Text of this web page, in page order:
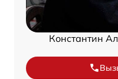
Константин